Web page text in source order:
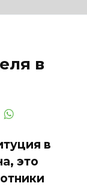
в
в
это